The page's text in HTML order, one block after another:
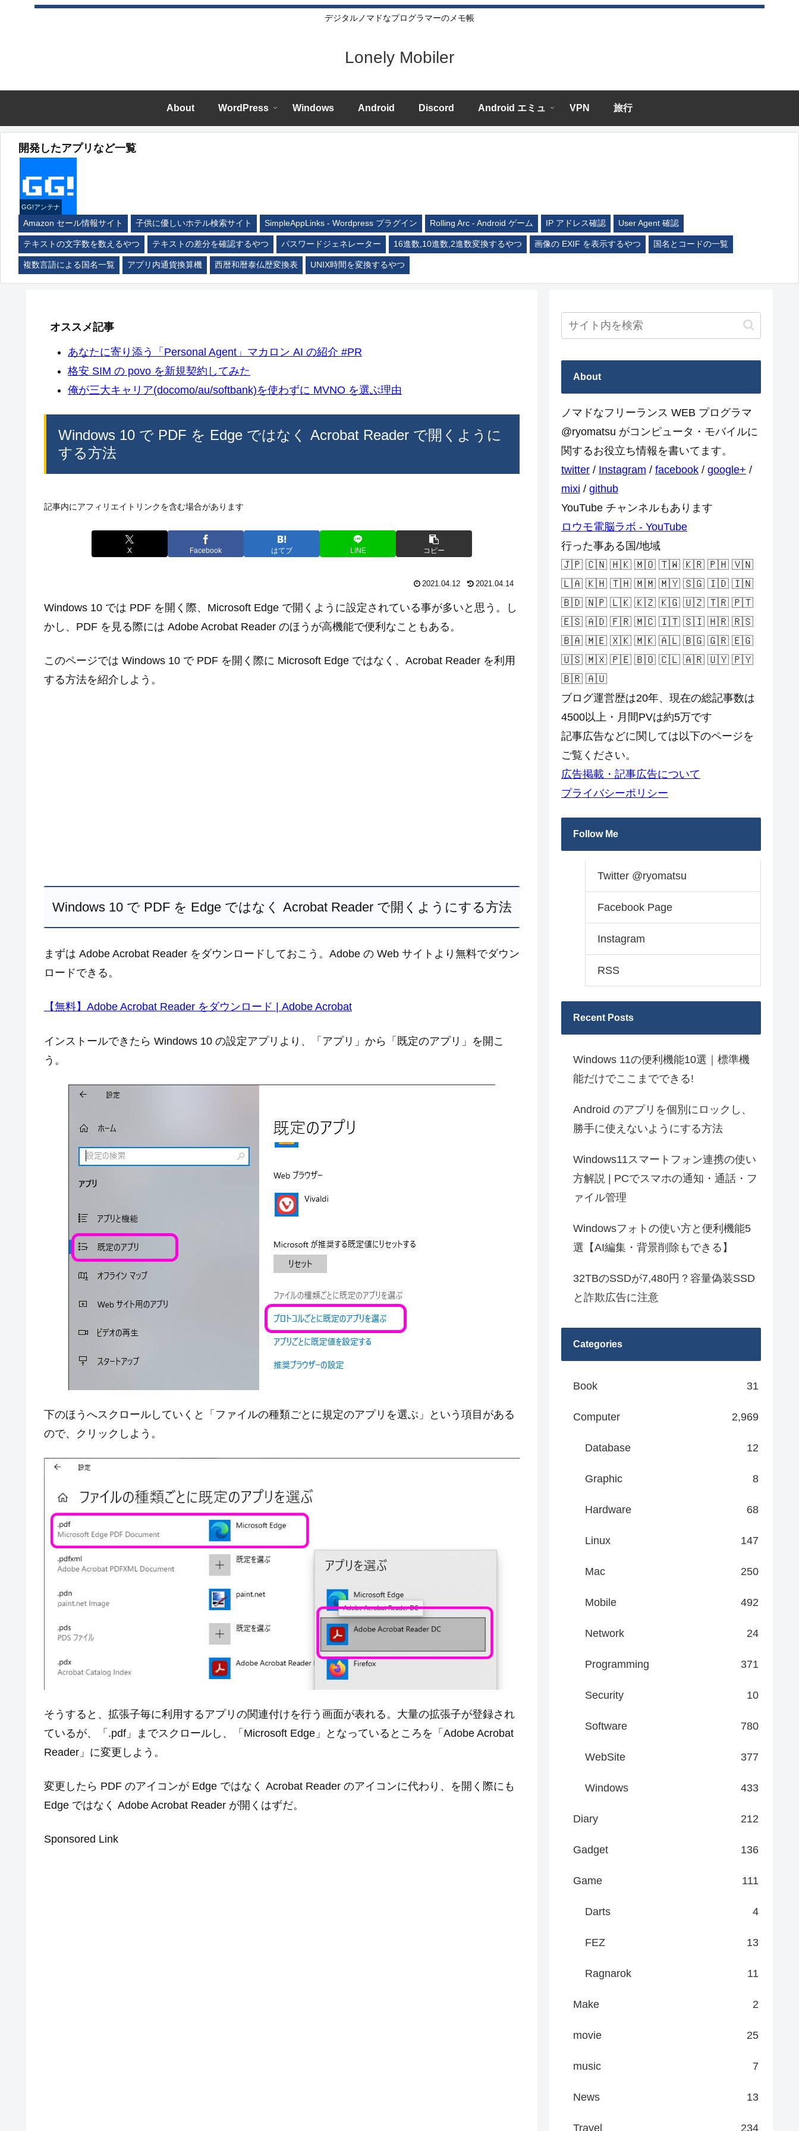
デジタルノマドなプログラマーのメモ帳
Lonely Mobiler
About WordPress Windows Android Discord Android エミュ VPN 旅行
開発したアプリなど一覧
GG!アンテナ
Amazon セール情報サイト 子供に優しいホテル検索サイト SimpleAppLinks - Wordpress プラグイン Rolling Arc - Android ゲーム IP アドレス確認 User Agent 確認
テキストの文字数を数えるやつ テキストの差分を確認するやつ パスワードジェネレーター 16進数,10進数,2進数変換するやつ 画像の EXIF を表示するやつ 国名とコードの一覧
複数言語による国名一覧 アプリ内通貨換算機 西暦和暦泰仏歴変換表 UNIX時間を変換するやつ
オススメ記事
あなたに寄り添う「Personal Agent」マカロン AI の紹介 #PR
格安 SIM の povo を新規契約してみた
俺が三大キャリア(docomo/au/softbank)を使わずに MVNO を選ぶ理由
Windows 10 で PDF を Edge ではなく Acrobat Reader で開くように
する方法
記事内にアフィリエイトリンクを含む場合があります
X Facebook はてブ LINE コピー
2021.04.12 2021.04.14
Windows 10 では PDF を開く際、Microsoft Edge で開くように設定されている事が多いと思う。し
かし、PDF を見る際には Adobe Acrobat Reader のほうが高機能で便利なこともある。
このページでは Windows 10 で PDF を開く際に Microsoft Edge ではなく、Acrobat Reader を利用
する方法を紹介しよう。
Windows 10 で PDF を Edge ではなく Acrobat Reader で開くようにする方法
まずは Adobe Acrobat Reader をダウンロードしておこう。Adobe の Web サイトより無料でダウン
ロードできる。
【無料】Adobe Acrobat Reader をダウンロード | Adobe Acrobat
インストールできたら Windows 10 の設定アプリより、「アプリ」から「既定のアプリ」を開こ
う。
下のほうへスクロールしていくと「ファイルの種類ごとに規定のアプリを選ぶ」という項目がある
ので、クリックしよう。
そうすると、拡張子毎に利用するアプリの関連付けを行う画面が表れる。大量の拡張子が登録され
ているが、「.pdf」までスクロールし、「Microsoft Edge」となっているところを「Adobe Acrobat
Reader」に変更しよう。
変更したら PDF のアイコンが Edge ではなく Acrobat Reader のアイコンに代わり、を開く際にも
Edge ではなく Adobe Acrobat Reader が開くはずだ。
Sponsored Link
About
ノマドなフリーランス WEB プログラマ
@ryomatsu がコンピュータ・モバイルに
関するお役立ち情報を書いてます。
twitter / Instagram / facebook / google+ /
mixi / github
YouTube チャンネルもあります
ロウモ電脳ラボ - YouTube
行った事ある国/地域
🇯🇵 🇨🇳 🇭🇰 🇲🇴 🇹🇼 🇰🇷 🇵🇭 🇻🇳
🇱🇦 🇰🇭 🇹🇭 🇲🇲 🇲🇾 🇸🇬 🇮🇩 🇮🇳
🇧🇩 🇳🇵 🇱🇰 🇰🇿 🇰🇬 🇺🇿 🇹🇷 🇵🇹
🇪🇸 🇦🇩 🇫🇷 🇲🇨 🇮🇹 🇸🇮 🇭🇷 🇷🇸
🇧🇦 🇲🇪 🇽🇰 🇲🇰 🇦🇱 🇧🇬 🇬🇷 🇪🇬
🇺🇸 🇲🇽 🇵🇪 🇧🇴 🇨🇱 🇦🇷 🇺🇾 🇵🇾
🇧🇷 🇦🇺
ブログ運営歴は20年、現在の総記事数は
4500以上・月間PVは約5万です
記事広告などに関しては以下のページを
ご覧ください。
広告掲載・記事広告について
プライバシーポリシー
Follow Me
Twitter @ryomatsu
Facebook Page
Instagram
RSS
Recent Posts
Windows 11の便利機能10選｜標準機
能だけでここまでできる!
Android のアプリを個別にロックし、
勝手に使えないようにする方法
Windows11スマートフォン連携の使い
方解説 | PCでスマホの通知・通話・フ
ァイル管理
Windowsフォトの使い方と便利機能5
選【AI編集・背景削除もできる】
32TBのSSDが7,480円？容量偽装SSD
と詐欺広告に注意
Categories
Book 31
Computer 2,969
Database 12
Graphic 8
Hardware 68
Linux 147
Mac 250
Mobile 492
Network 24
Programming 371
Security 10
Software 780
WebSite 377
Windows 433
Diary 212
Gadget 136
Game 111
Darts 4
FEZ 13
Ragnarok 11
Make 2
movie 25
music 7
News 13
Travel 234